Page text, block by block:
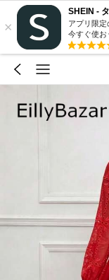
×
SHEIN -
アプリ限定
今すぐ使お